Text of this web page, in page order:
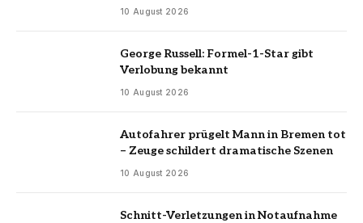
10 August 2026
George Russell: Formel-1-Star gibt
Verlobung bekannt
10 August 2026
Autofahrer prügelt Mann in Bremen tot
– Zeuge schildert dramatische Szenen
10 August 2026
Schnitt-Verletzungen in Notaufnahme